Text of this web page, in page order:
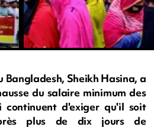
Bangladesh, Sheikh Hasina, a
du salaire minimum des
d'exiger qu'il soit
plus de dix jours de